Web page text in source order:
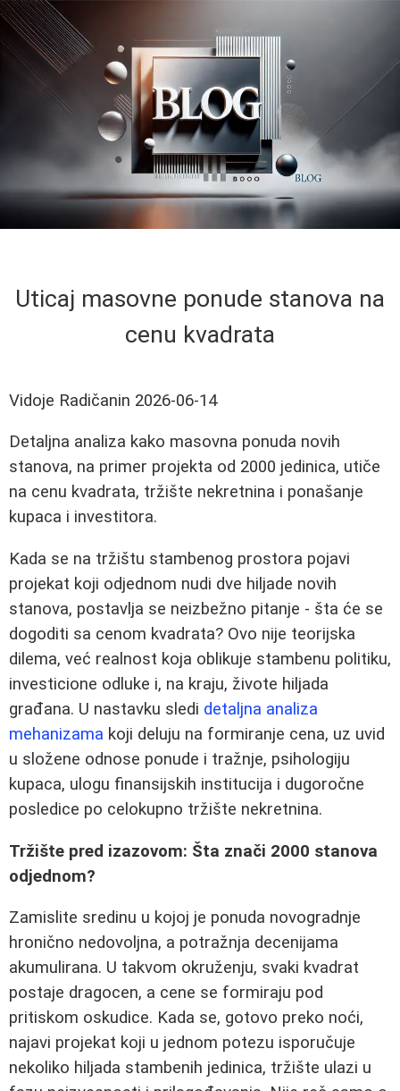
Uticaj masovne ponude stanova na
cenu kvadrata
Vidoje Radičanin 2026-06-14
Detaljna analiza kako masovna ponuda novih
stanova, na primer projekta od 2000 jedinica, utiče
na cenu kvadrata, tržište nekretnina i ponašanje
kupaca i investitora.
Kada se na tržištu stambenog prostora pojavi
projekat koji odjednom nudi dve hiljade novih
stanova, postavlja se neizbežno pitanje - šta će se
dogoditi sa cenom kvadrata? Ovo nije teorijska
dilema, već realnost koja oblikuje stambenu politiku,
investicione odluke i, na kraju, živote hiljada
građana. U nastavku sledi detaljna analiza
mehanizama koji deluju na formiranje cena, uz uvid
u složene odnose ponude i tražnje, psihologiju
kupaca, ulogu finansijskih institucija i dugoročne
posledice po celokupno tržište nekretnina.
Tržište pred izazovom: Šta znači 2000 stanova
odjednom?
Zamislite sredinu u kojoj je ponuda novogradnje
hronično nedovoljna, a potražnja decenijama
akumulirana. U takvom okruženju, svaki kvadrat
postaje dragocen, a cene se formiraju pod
pritiskom oskudice. Kada se, gotovo preko noći,
najavi projekat koji u jednom potezu isporučuje
nekoliko hiljada stambenih jedinica, tržište ulazi u